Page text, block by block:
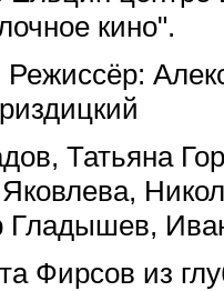
кино".
Татьяна
Фирсов из